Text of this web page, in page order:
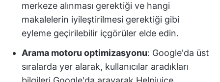
merkeze alınması gerektiği ve hangi
makalelerin iyileştirilmesi gerektiği gibi
eyleme geçirilebilir içgörüler elde edin.
Arama motoru optimizasyonu: Google'da üst
sıralarda yer alarak, kullanıcılar aradıkları